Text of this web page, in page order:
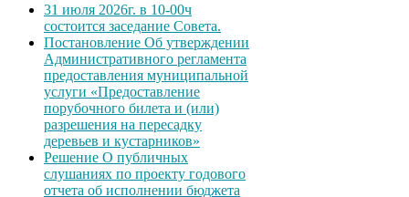
31 июля 2026г. в 10-00ч
состоится заседание Совета.
Постановление Об утверждении
Административного регламента
предоставления муниципальной
услуги «Предоставление
порубочного билета и (или)
разрешения на пересадку
деревьев и кустарников»
Решение О публичных
слушаниях по проекту годового
отчета об исполнении бюджета